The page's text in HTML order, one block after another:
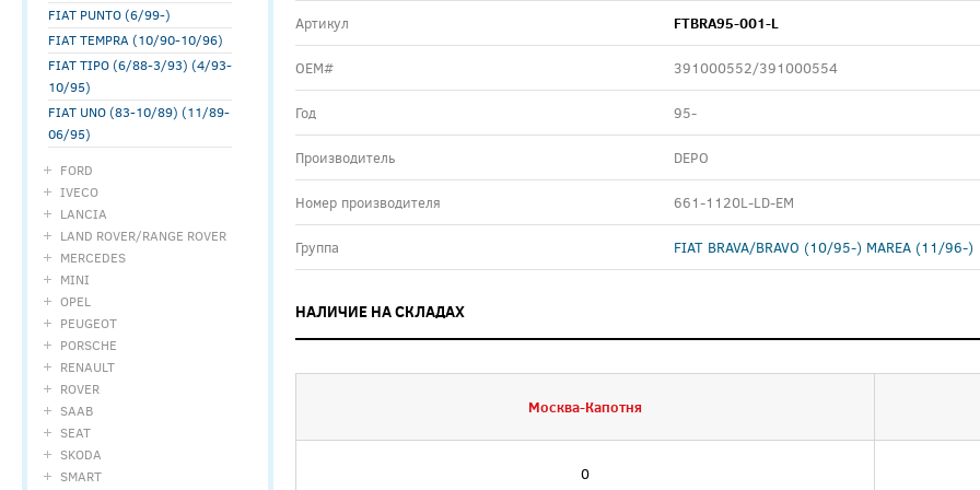
FIAT PUNTO (6/99-)
FIAT TEMPRA (10/90-10/96)
FIAT TIPO (6/88-3/93) (4/93-
10/95)
FIAT UNO (83-10/89) (11/89-
06/95)
FORD
IVECO
LANCIA
LAND ROVER/RANGE ROVER
MERCEDES
MINI
OPEL
PEUGEOT
PORSCHE
RENAULT
ROVER
SAAB
SEAT
SKODA
SMART
Артикул FTBRA95-001-L
ОЕМ# 391000552/391000554
Год 95-
Производитель DEPO
Номер производителя 661-1120L-LD-EM
Группа FIAT BRAVA/BRAVO (10/95-) MAREA (11/96-)
НАЛИЧИЕ НА СКЛАДАХ
Москва-Капотня
0